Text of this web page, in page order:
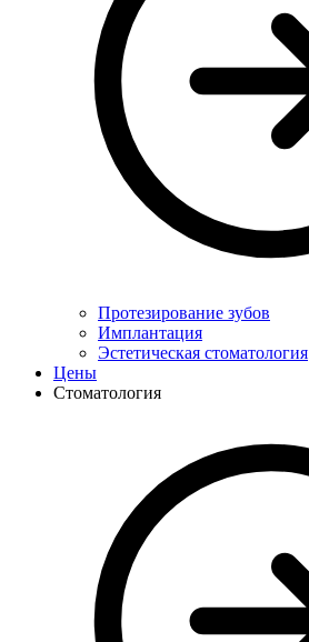
Протезирование зубов
Имплантация
Эстетическая стоматология
Цены
Стоматология